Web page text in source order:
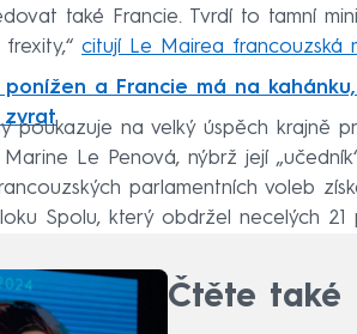
také Francie. Tvrdí to tamní
citují Le Mairea francouzská
ponížen a Francie má na
zvrat
poukazuje na velký úspěch krajně
Le Penová, nýbrž její
parlamentních voleb
Spolu, který obdržel necelých 21
Čtěte také